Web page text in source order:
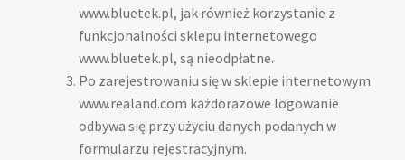
Moje konto
www.bluetek.pl, jak również korzystanie z
funkcjonalności sklepu internetowego
www.bluetek.pl, są nieodpłatne.
Po zarejestrowaniu się w sklepie internetowym
www.realand.com każdorazowe logowanie
odbywa się przy użyciu danych podanych w
formularzu rejestracyjnym.